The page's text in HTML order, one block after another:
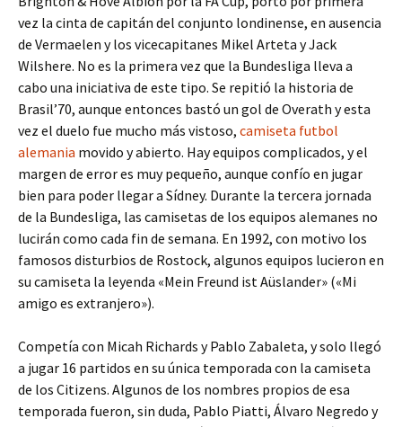
vez la cinta de capitán del conjunto londinense, en ausencia
de Vermaelen y los vicecapitanes Mikel Arteta y Jack
Wilshere. No es la primera vez que la Bundesliga lleva a
cabo una iniciativa de este tipo. Se repitió la historia de
Brasil’70, aunque entonces bastó un gol de Overath y esta
vez el duelo fue mucho más vistoso, camiseta futbol
alemania movido y abierto. Hay equipos complicados, y el
margen de error es muy pequeño, aunque confío en jugar
bien para poder llegar a Sídney. Durante la tercera jornada
de la Bundesliga, las camisetas de los equipos alemanes no
lucirán como cada fin de semana. En 1992, con motivo los
famosos disturbios de Rostock, algunos equipos lucieron en
su camiseta la leyenda «Mein Freund ist Aüslander» («Mi
amigo es extranjero»).
Competía con Micah Richards y Pablo Zabaleta, y solo llegó
a jugar 16 partidos en su única temporada con la camiseta
de los Citizens. Algunos de los nombres propios de esa
temporada fueron, sin duda, Pablo Piatti, Álvaro Negredo y